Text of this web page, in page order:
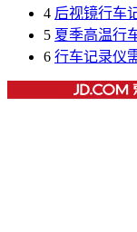
4 后视镜行车
5 夏季高温行
6 行车记录仪